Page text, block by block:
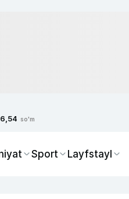
so'm
Sport Layfstayl